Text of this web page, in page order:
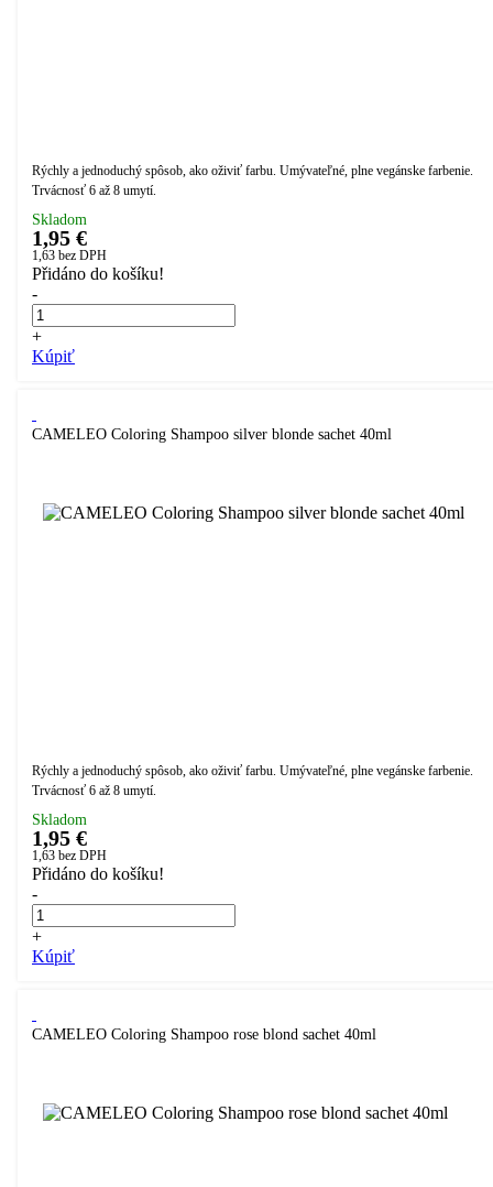
Rýchly a jednoduchý spôsob, ako oživiť farbu. Umývateľné, plne vegánske farbenie.
Trvácnosť 6 až 8 umytí.
Skladom
1,95 €
1,63 bez DPH
Přidáno do košíku!
-
+
Kúpiť
CAMELEO Coloring Shampoo silver blonde sachet 40ml
Rýchly a jednoduchý spôsob, ako oživiť farbu. Umývateľné, plne vegánske farbenie.
Trvácnosť 6 až 8 umytí.
Skladom
1,95 €
1,63 bez DPH
Přidáno do košíku!
-
+
Kúpiť
CAMELEO Coloring Shampoo rose blond sachet 40ml